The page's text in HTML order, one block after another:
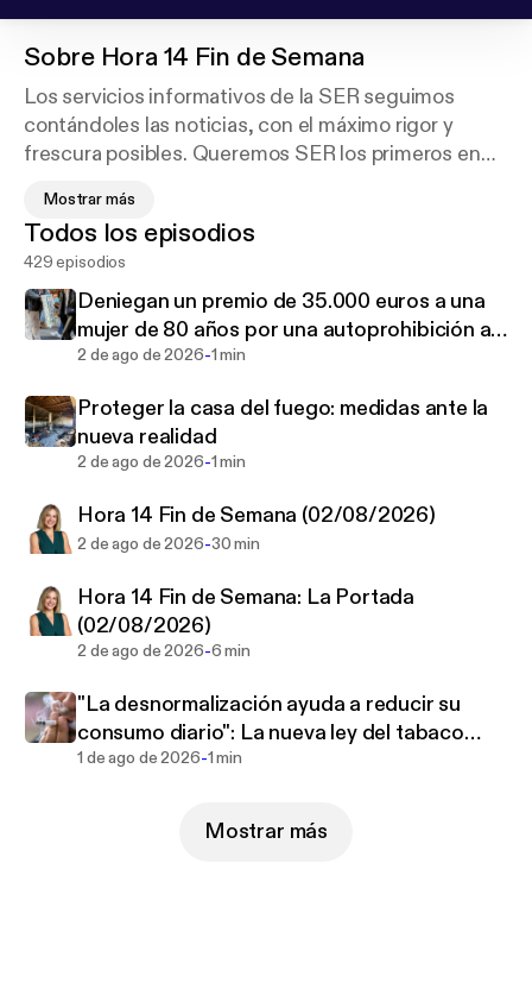
Sobre Hora 14 Fin de Semana
Los servicios informativos de la SER seguimos
contándoles las noticias, con el máximo rigor y
frescura posibles. Queremos SER los primeros en
amena posible. Buscamos un enfoque diferente, los
sábados y domingos en 'Matinal SER' desde las
7:00, 'Hora 14 Fin de semana' desde las 14:00 y en
nuestros boletines horarios. Con Aida Bao.
Mostrar más
Todos los episodios
429 episodios
Deniegan un premio de 35.000 euros a una
mujer de 80 años por una autoprohibición al
juego que, según denuncia, nunca firmó
2 de ago de 2026-1 min
Proteger la casa del fuego: medidas ante la
nueva realidad
2 de ago de 2026-1 min
Hora 14 Fin de Semana (02/08/2026)
2 de ago de 2026-30 min
Hora 14 Fin de Semana: La Portada
(02/08/2026)
2 de ago de 2026-6 min
"La desnormalización ayuda a reducir su
consumo diario": La nueva ley del tabaco
impulsa la lucha contra el tabaquismo
1 de ago de 2026-1 min
Mostrar más